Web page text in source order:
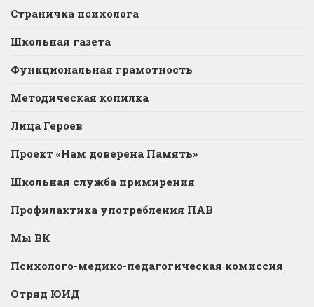
Страничка психолога
Школьная газета
Функциональная грамотность
Методическая копилка
Лица Героев
Проект «Нам доверена Память»
Школьная служба примирения
Профилактика употребления ПАВ
Мы ВК
Психолого-медико-педагогическая комиссия
Отряд ЮИД